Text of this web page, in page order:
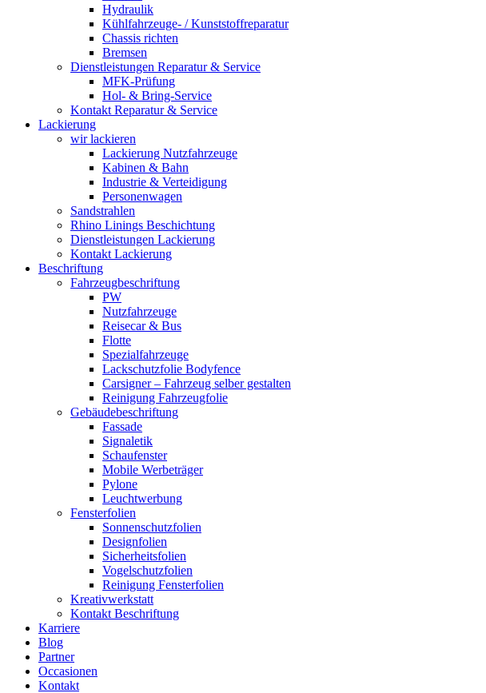
Hydraulik
Kühlfahrzeuge- / Kunststoffreparatur
Chassis richten
Bremsen
Dienstleistungen Reparatur & Service
MFK-Prüfung
Hol- & Bring-Service
Kontakt Reparatur & Service
Lackierung
wir lackieren
Lackierung Nutzfahrzeuge
Kabinen & Bahn
Industrie & Verteidigung
Personenwagen
Sandstrahlen
Rhino Linings Beschichtung
Dienstleistungen Lackierung
Kontakt Lackierung
Beschriftung
Fahrzeugbeschriftung
PW
Nutzfahrzeuge
Reisecar & Bus
Flotte
Spezialfahrzeuge
Lackschutzfolie Bodyfence
Carsigner – Fahrzeug selber gestalten
Reinigung Fahrzeugfolie
Gebäudebeschriftung
Fassade
Signaletik
Schaufenster
Mobile Werbeträger
Pylone
Leuchtwerbung
Fensterfolien
Sonnenschutzfolien
Designfolien
Sicherheitsfolien
Vogelschutzfolien
Reinigung Fensterfolien
Kreativwerkstatt
Kontakt Beschriftung
Karriere
Blog
Partner
Occasionen
Kontakt